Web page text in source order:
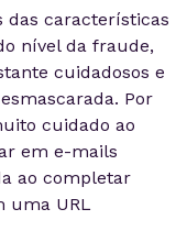
das características
nível da fraude,
cuidadosos e
Por
cuidado ao
em e-mails
ao completar
uma URL